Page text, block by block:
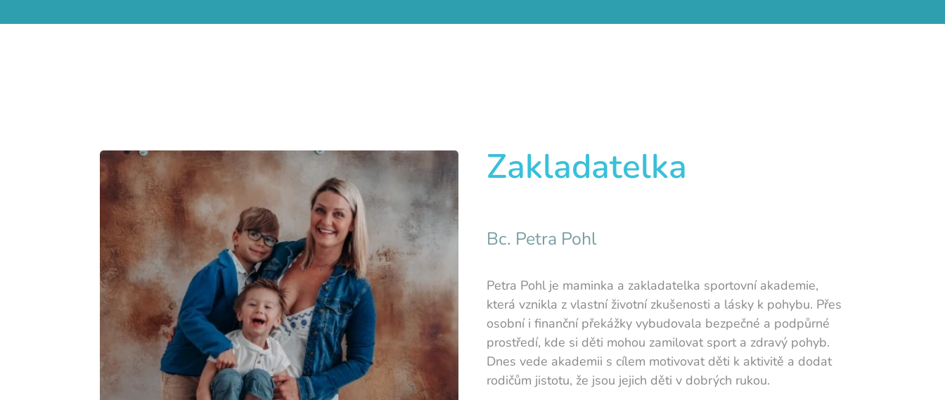
Zakladatelka
Bc. Petra Pohl
Petra Pohl je maminka a zakladatelka sportovní akademie,
která vznikla z vlastní životní zkušenosti a lásky k pohybu. Přes
osobní i finanční překážky vybudovala bezpečné a podpůrné
prostředí, kde si děti mohou zamilovat sport a zdravý pohyb.
Dnes vede akademii s cílem motivovat děti k aktivitě a dodat
rodičům jistotu, že jsou jejich děti v dobrých rukou.